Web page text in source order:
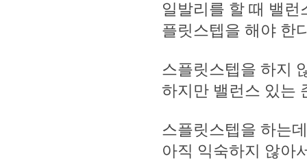
일발리를 할 때 밸
플릿스텝을 해야 한
스플릿스텝을 하지
하지만 밸런스 있는
스플릿스텝을 하는
아직 익숙하지 않아